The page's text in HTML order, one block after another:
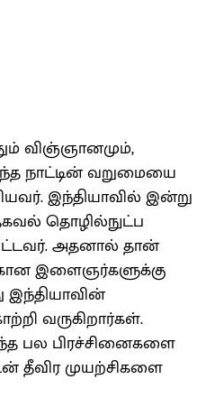
விஞ்ஞானமும்,
நாட்டின் வறுமையை
இந்தியாவில் இன்று
தொழில்நுட்ப
அதனால் தான்
இளைஞர்களுக்கு
இந்தியாவின்
வருகிறார்கள்.
பல பிரச்சினைகளை
தீவிர முயற்சிகளை